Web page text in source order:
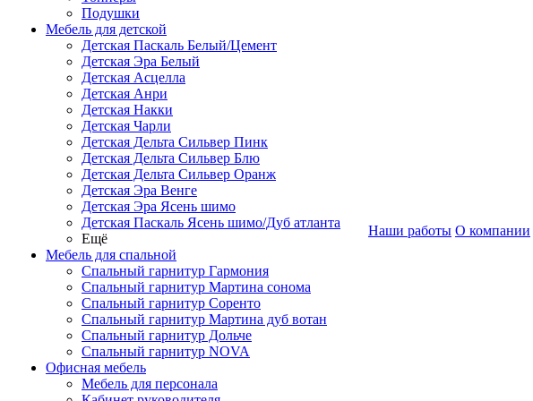
Подушки
Мебель для детской
Детская Паскаль Белый/Цемент
Детская Эра Белый
Детская Асцелла
Детская Анри
Детская Накки
Детская Чарли
Детская Дельта Сильвер Пинк
Детская Дельта Сильвер Блю
Детская Дельта Сильвер Оранж
Детская Эра Венге
Детская Эра Ясень шимо
Детская Паскаль Ясень шимо/Дуб атланта
Ещё
Мебель для спальной
Спальный гарнитур Гармония
Спальный гарнитур Мартина сонома
Спальный гарнитур Соренто
Спальный гарнитур Мартина дуб вотан
Спальный гарнитур Дольче
Спальный гарнитур NOVA
Офисная мебель
Мебель для персонала
Наши работы О компании